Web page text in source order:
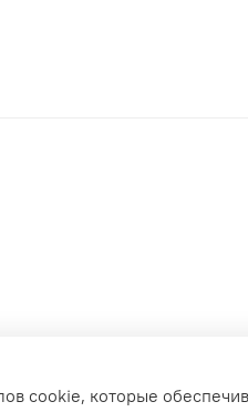
cookie, которые